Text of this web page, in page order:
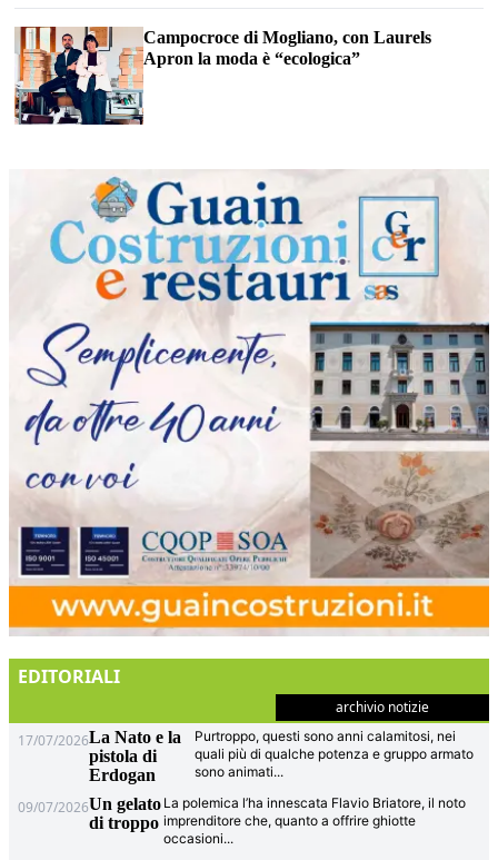
Campocroce di Mogliano, con Laurels
Apron la moda è “ecologica”
EDITORIALI
archivio notizie
17/07/2026La Nato e la
pistola di
Erdogan
Purtroppo, questi sono anni calamitosi, nei
quali più di qualche potenza e gruppo armato
sono animati...
09/07/2026Un gelato
di troppo
La polemica l’ha innescata Flavio Briatore, il noto
imprenditore che, quanto a offrire ghiotte
occasioni...